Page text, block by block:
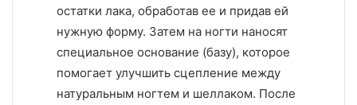
остатки лака, обработав ее и придав ей
нужную форму. Затем на ногти наносят
специальное основание (базу), которое
помогает улучшить сцепление между
натуральным ногтем и шеллаком. После